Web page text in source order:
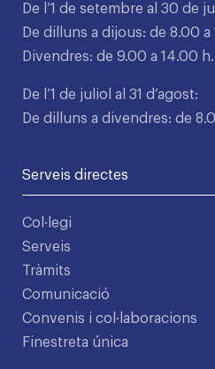
De l’1 de setembre al 30 de
De dilluns a dijous: de 8.00 a
Divendres: de 9.00 a 14.00 h.
De l’1 de juliol al 31 d’agost:
De dilluns a divendres: de
Serveis directes
Col·legi
Serveis
Tràmits
Comunicació
Convenis i col·laboracions
Finestreta única